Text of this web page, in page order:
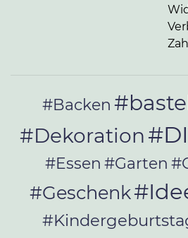
#Backen
#Dekoration
#Essen #Garten
#Geschenk